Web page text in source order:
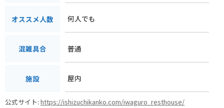
オススメ人数 何人でも
混雑具合 普通
施設 屋内
公式サイト:https://ishizuchikanko.com/iwaguro_resthouse/